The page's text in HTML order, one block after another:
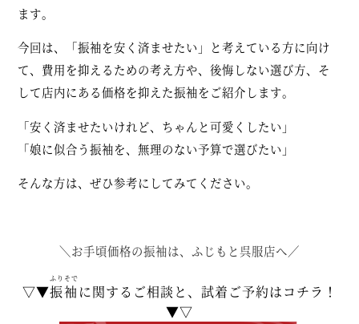
ます。
今回は、「振袖を安く済ませたい」と考えている方に向け
て、費用を抑えるための考え方や、後悔しない選び方、そ
して店内にある価格を抑えた振袖をご紹介します。
「安く済ませたいけれど、ちゃんと可愛くしたい」
「娘に似合う振袖を、無理のない予算で選びたい」
そんな方は、ぜひ参考にしてみてください。
＼お手頃価格の振袖は、ふじもと呉服店へ／
▽▼振袖
ふりそで
に関するご相談と、試着ご予約はコチラ！
▼▽